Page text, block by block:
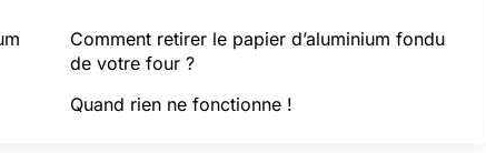
Comment retirer le papier d’aluminium fondu
de votre four ?
Quand rien ne fonctionne !